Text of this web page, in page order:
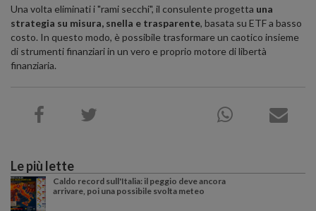
Una volta eliminati i "rami secchi", il consulente progetta una
strategia su misura, snella e trasparente, basata su ETF a basso
costo. In questo modo, è possibile trasformare un caotico insieme
di strumenti finanziari in un vero e proprio motore di libertà
finanziaria.
Le più lette
Caldo record sull'Italia: il peggio deve ancora
arrivare, poi una possibile svolta meteo